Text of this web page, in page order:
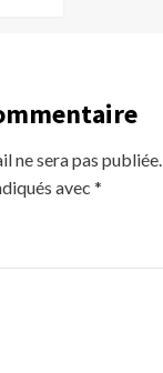
ne sera pas publiée.
avec *